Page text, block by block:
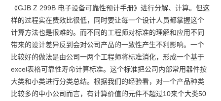
《GJB Z 299B 电子设备可靠性预计手册》进行分解、计算。但这
样的过程实在费效比很低，同时要让每一个设计人员都掌握这个
计算方法也是很难的。而不同的工程师对标准的理解和应用不同
带来的设计差异反到会对公司产品的一致性产生不利影响。一个
比较好的做法是由公司一两个工程师将标准消化，形成一个基于
excel表格可靠性寿命计算标准。这个标准把公司内部常用器件按
大类和小类进行分类总结。根据我们的经验看，对一个产品种类
比较多的中小公司而言，有计算价值的元件不超过10来个大类50